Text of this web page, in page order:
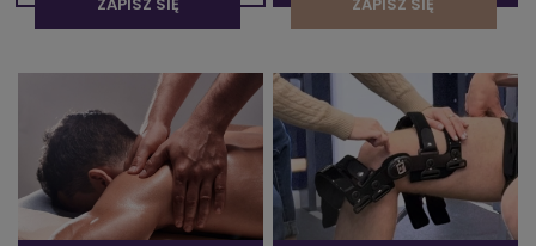
ZAPISZ SIĘ ZAPISZ SIĘ